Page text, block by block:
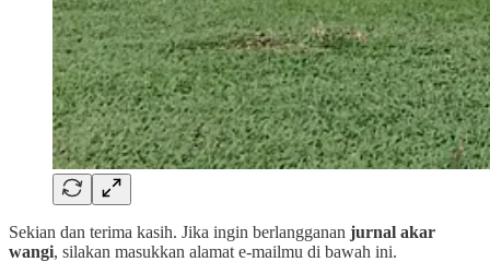
Sekian dan terima kasih. Jika ingin berlangganan jurnal akar
wangi, silakan masukkan alamat e-mailmu di bawah ini.